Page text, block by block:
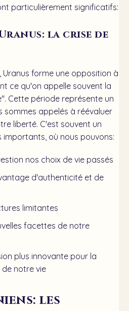
particulièrement significatifs:
la crise de
Uranus forme une opposition à
ce qu'on appelle souvent la
Cette période représente un
sommes appelés à réévaluer
liberté. C'est souvent un
où nous pouvons:
nos choix de vie passés
d'authenticité et de
limitantes
facettes de notre
plus innovante pour la
notre vie
les